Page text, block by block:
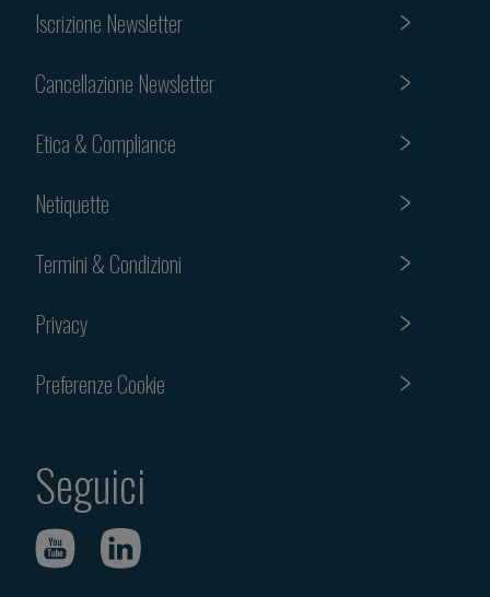
Iscrizione Newsletter
Cancellazione Newsletter
Etica & Compliance
Netiquette
Termini & Condizioni
Privacy
Preferenze Cookie
Seguici